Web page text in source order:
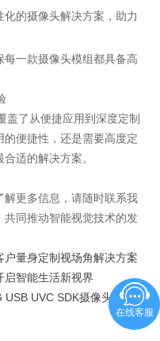
的摄像头解决方案，助力
一款摄像头模组都具备高
盖了从便捷应用到深度定制
便捷性，还是需要高度定
适的解决方案。
更多信息，请随时联系我
同推动智能视觉技术的发
量身定制视场角解决方案
启智能生活新视界
USB UVC SDK摄像头模组,
在线客服